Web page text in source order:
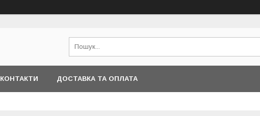
КОНТАКТИ ДОСТАВКА ТА ОПЛАТА